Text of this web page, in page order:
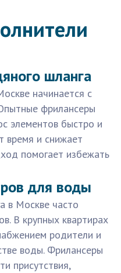
шланга
начинается с
фрилансеры
элементов быстро и
время и снижает
помогает избежать
для воды
в Москве часто
В крупных квартирах
родители и
воды. Фрилансеры
присутствия,